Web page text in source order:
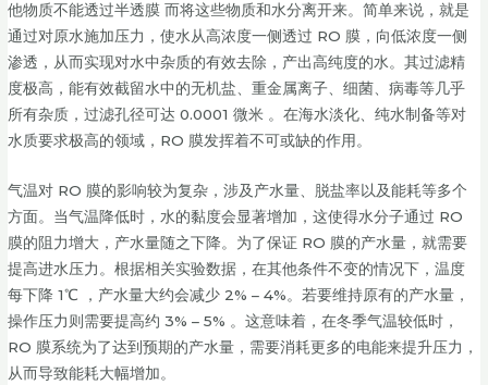
他物质不能透过半透膜 而将这些物质和水分离开来。简单来说，就是
通过对原水施加压力，使水从高浓度一侧透过 RO 膜，向低浓度一侧
渗透，从而实现对水中杂质的有效去除，产出高纯度的水。其过滤精
度极高，能有效截留水中的无机盐、重金属离子、细菌、病毒等几乎
所有杂质，过滤孔径可达 0.0001 微米 。在海水淡化、纯水制备等对
水质要求极高的领域，RO 膜发挥着不可或缺的作用。
气温对 RO 膜的影响较为复杂，涉及产水量、脱盐率以及能耗等多个
方面。当气温降低时，水的黏度会显著增加，这使得水分子通过 RO
膜的阻力增大，产水量随之下降。为了保证 RO 膜的产水量，就需要
提高进水压力。根据相关实验数据，在其他条件不变的情况下，温度
每下降 1℃ ，产水量大约会减少 2% – 4%。若要维持原有的产水量，
操作压力则需要提高约 3% – 5% 。这意味着，在冬季气温较低时，
RO 膜系统为了达到预期的产水量，需要消耗更多的电能来提升压力，
从而导致能耗大幅增加。